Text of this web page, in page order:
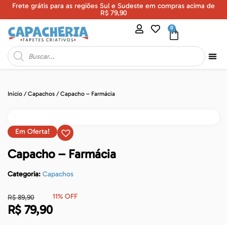
Frete grátis para as regiões Sul e Sudeste em compras acima de
R$ 79,90
0
Início /Capachos / Capacho – Farmácia
Em Oferta!
Capacho – Farmácia
Categoria: Capachos
R$89,90
R$ 79,90
11% OFF